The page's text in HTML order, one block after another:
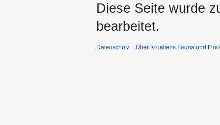
Diese Seite wurde
bearbeitet.
Datenschutz Über Kroatiens Fauna und